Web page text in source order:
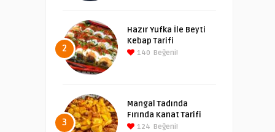
2
Hazır Yufka İle Beyti
Kebap Tarifi
140 Beğeni!
3
Mangal Tadında
Fırında Kanat Tarifi
124 Beğeni!